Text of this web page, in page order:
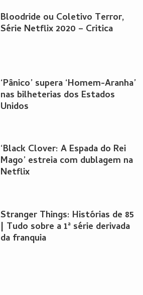
Bloodride ou Coletivo Terror,
Série Netflix 2020 – Critica
‘Pânico’ supera ‘Homem-Aranha’
nas bilheterias dos Estados
Unidos
‘Black Clover: A Espada do Rei
Mago’ estreia com dublagem na
Netflix
Stranger Things: Histórias de 85
| Tudo sobre a 1ª série derivada
da franquia